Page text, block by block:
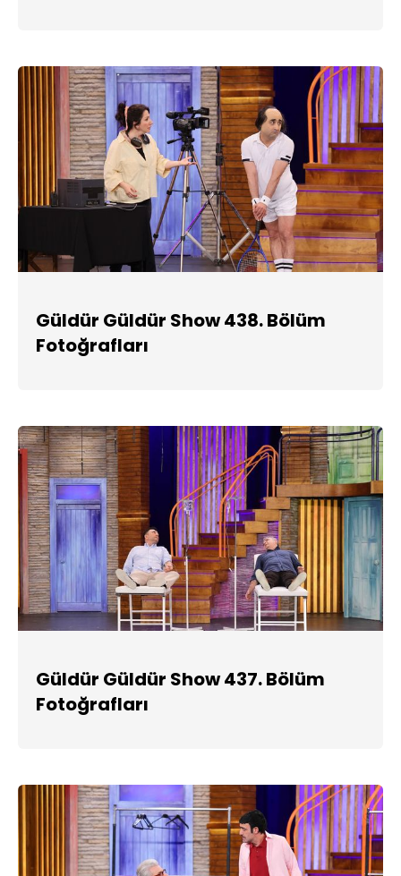
Güldür Güldür Show 438. Bölüm
Fotoğrafları
Güldür Güldür Show 437. Bölüm
Fotoğrafları